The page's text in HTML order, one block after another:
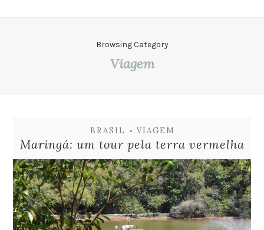
Browsing Category
Viagem
BRASIL • VIAGEM
Maringá: um tour pela terra vermelha